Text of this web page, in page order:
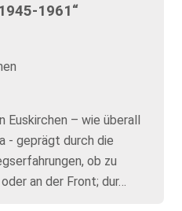
1961“
Euskirchen – wie überall
- geprägt durch die
ob zu
an der Front; dur…